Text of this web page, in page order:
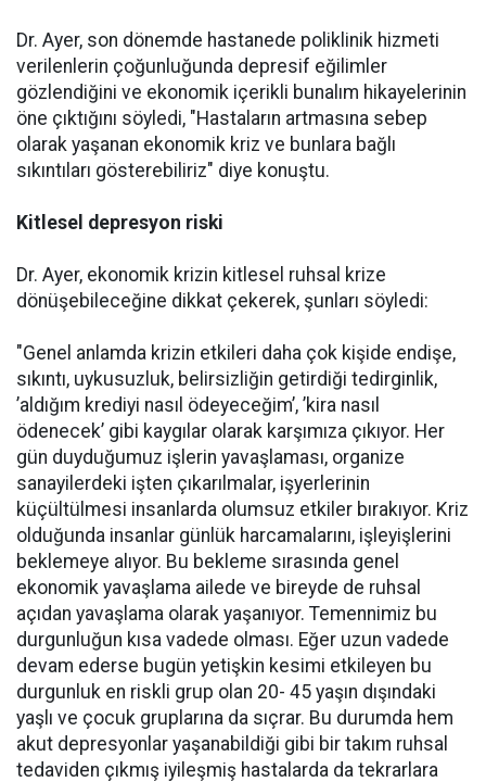
Dr. Ayer, son dönemde hastanede poliklinik hizmeti
verilenlerin çoğunluğunda depresif eğilimler
gözlendiğini ve ekonomik içerikli bunalım hikayelerinin
öne çıktığını söyledi, "Hastaların artmasına sebep
olarak yaşanan ekonomik kriz ve bunlara bağlı
sıkıntıları gösterebiliriz" diye konuştu.
Kitlesel depresyon riski
Dr. Ayer, ekonomik krizin kitlesel ruhsal krize
dönüşebileceğine dikkat çekerek, şunları söyledi:
"Genel anlamda krizin etkileri daha çok kişide endişe,
sıkıntı, uykusuzluk, belirsizliğin getirdiği tedirginlik,
’aldığım krediyi nasıl ödeyeceğim’, ’kira nasıl
ödenecek’ gibi kaygılar olarak karşımıza çıkıyor. Her
gün duyduğumuz işlerin yavaşlaması, organize
sanayilerdeki işten çıkarılmalar, işyerlerinin
küçültülmesi insanlarda olumsuz etkiler bırakıyor. Kriz
olduğunda insanlar günlük harcamalarını, işleyişlerini
beklemeye alıyor. Bu bekleme sırasında genel
ekonomik yavaşlama ailede ve bireyde de ruhsal
açıdan yavaşlama olarak yaşanıyor. Temennimiz bu
durgunluğun kısa vadede olması. Eğer uzun vadede
devam ederse bugün yetişkin kesimi etkileyen bu
durgunluk en riskli grup olan 20- 45 yaşın dışındaki
yaşlı ve çocuk gruplarına da sıçrar. Bu durumda hem
akut depresyonlar yaşanabildiği gibi bir takım ruhsal
tedaviden çıkmış iyileşmiş hastalarda da tekrarlara